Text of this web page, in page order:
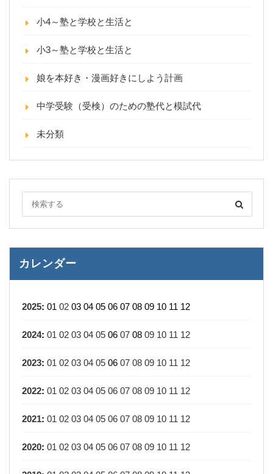
小4～塾と学校と生活と
小3～塾と学校と生活と
娘を本好き・漫画好きにしよう計画
中学受験（受検）のための塾代と模試代
未分類
カレンダー
2025: 01 02 03 04 05 06 07 08 09 10 11 12
2024: 01 02 03 04 05 06 07 08 09 10 11 12
2023: 01 02 03 04 05 06 07 08 09 10 11 12
2022: 01 02 03 04 05 06 07 08 09 10 11 12
2021: 01 02 03 04 05 06 07 08 09 10 11 12
2020: 01 02 03 04 05 06 07 08 09 10 11 12